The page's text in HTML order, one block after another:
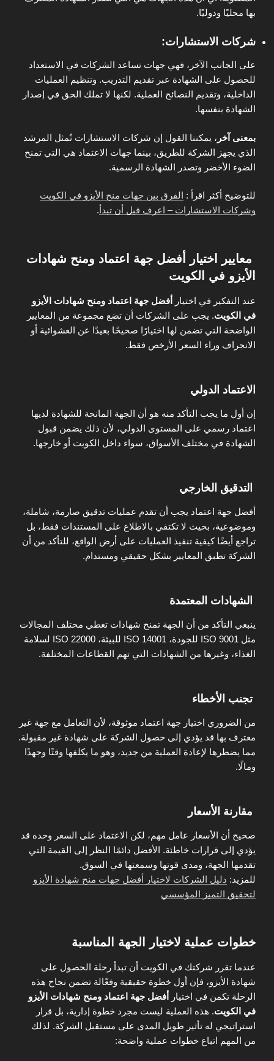
بها محليًا ودوليًا.
شركات الاستشارات:
على الجانب الآخر، فهي جهات تساعد الشركات في الاستعداد
للحصول على الشهادة عبر تقديم التدريب. وتنظيم العمليات
الداخلية، وتقديم النصائح العملية. لكنها لا تملك الحق في إصدار
الشهادة بنفسها.
بمعنى آخر ، يمكننا القول إن شركات الاستشارات تُمثل المرشد
الذي يجهز الشركة للطريق، بينما جهات الاعتماد هي التي تمنح
الضوء الأخضر وتصدر الشهادة الرسمية.
للتوضيح أكثر اقرأ : الفرق بين جهات منح الأيزو في الكويت
وشركات الاستشارات – اعرف قبل أن تبدأ.
معايير اختيار أفضل جهة اعتماد ومنح شهادات
الأيزو في الكويت
عند التفكير في اختيار أفضل جهة اعتماد ومنح شهادات الأيزو
في الكويت. يجب على الشركات أن تضع مجموعة من المعايير
الواضحة التي تضمن لها اختيارًا صحيحًا بعيدًا عن العشوائية أو
الانجراف وراء السعر الأرخص فقط.
الاعتماد الدولي
إن أول ما يجب التأكد منه هو أن الجهة المانحة للشهادة لديها
اعتماد رسمي على المستوى الدولي، لأن ذلك يضمن قبول
الشهادة في مختلف الأسواق، سواء داخل الكويت أو خارجها.
التدقيق الخارجي
أفضل جهة اعتماد يجب أن تقدم عمليات تدقيق صارمة، شاملة،
وموضوعية، بحيث لا تكتفي بالاطلاع على المستندات فقط، بل
تراجع أيضًا كيفية تنفيذ العمليات على أرض الواقع، للتأكد من أن
الشركة تطبق المعايير بشكل حقيقي ومستدام.
الشهادات المعتمدة
ينبغي التأكد من أن الجهة تمنح شهادات تغطي مختلف المجالات
مثل ISO 9001 للجودة، ISO 14001 للبيئة، ISO 22000 لسلامة
الغذاء، وغيرها من الشهادات التي تهم القطاعات المختلفة.
تجنب الأخطاء
من الضروري اختيار جهة اعتماد موثوقة، لأن التعامل مع جهة غير
معترف بها قد يؤدي إلى حصول الشركة على شهادة غير مقبولة.
مما يضطرها لإعادة العملية من جديد، وهو ما يكلفها وقتًا وجهدًا
ومالًا.
مقارنة الأسعار
صحيح أن الأسعار عامل مهم، لكن الاعتماد على السعر وحده قد
يؤدي إلى قرارات خاطئة. الأفضل دائمًا النظر إلى القيمة التي
تقدمها الجهة، ومدى قوتها وسمعتها في السوق.
للمزيد: دليل الشركات لاختيار أفضل جهات منح شهادة الأيزو
لتحقيق التميز المؤسسي
خطوات عملية لاختيار الجهة المناسبة
عندما تقرر شركتك في الكويت أن تبدأ رحلة الحصول على
شهادة الأيزو، فإن أول خطوة حقيقية وفعّالة تضمن نجاح هذه
الرحلة تكمن في اختيار أفضل جهة اعتماد ومنح شهادات الأيزو
في الكويت. هذه العملية ليست مجرد خطوة إدارية، بل قرار
استراتيجي له تأثير طويل المدى على مستقبل الشركة. لذلك
من المهم اتباع خطوات عملية واضحة: